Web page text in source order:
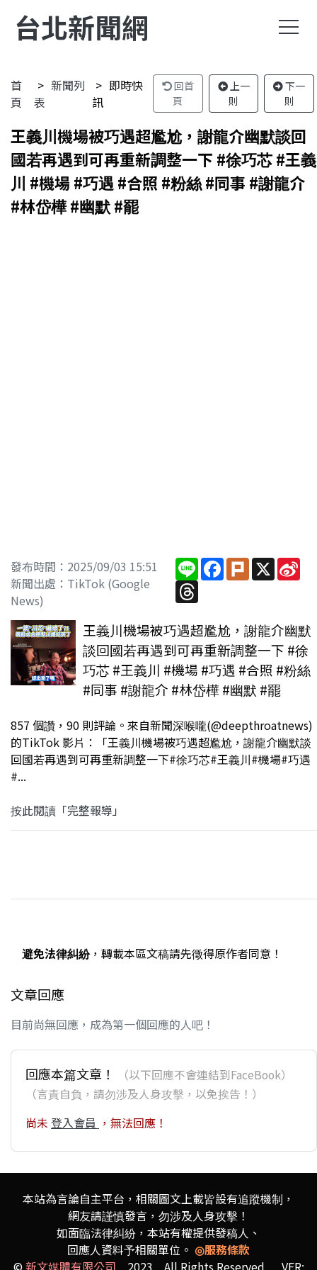
台北新聞網
首
頁
新聞列
表
即時快
訊
回首
頁
上一
則
下一
則
王義川機場被巧遇超尷尬，謝龍介幽默談回
國若再遇到可再重新調整一下 #徐巧芯 #王義
川 #機場 #巧遇 #合照 #粉絲 #同事 #謝龍介
#林岱樺 #幽默 #罷
發布時間：2025/09/03 15:51
新聞出處：TikTok (Google
News)
Line Facebook
PlurkX
Threads
王義川機場被巧遇超尷尬，謝龍介幽默
談回國若再遇到可再重新調整一下 #徐
巧芯 #王義川 #機場 #巧遇 #合照 #粉絲
#同事 #謝龍介 #林岱樺 #幽默 #罷
857 個讚，90 則評論。來自新聞深喉嚨(@deepthroatnews)
的TikTok 影片：「王義川機場被巧遇超尷尬，謝龍介幽默談
回國若再遇到可再重新調整一下#徐巧芯#王義川#機場#巧遇
#...
按此閱讀「完整報導」
避免法律糾紛，轉載本區文稿請先徵得原作者同意！
文章回應
目前尚無回應，成為第一個回應的人吧！
回應本篇文章！
（以下回應不會連結到FaceBook）
（言責自負，請勿涉及人身攻擊，以免挨告！）
尚未 登入會員 ，無法回應！
本站為言論自主平台，相關圖文上載皆設有追蹤機制，
網友請謹慎發言，勿涉及人身攻擊！
如面臨法律糾紛，本站有權提供發稿人、
回應人資料予相關單位。 ◎服務條款
©新文媒體有限公司 2023 All Rights Reserved VER: